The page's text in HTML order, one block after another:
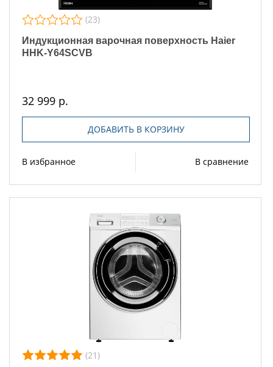
(23)
Индукционная варочная поверхность Haier
HHK-Y64SCVB
32 999 р.
ДОБАВИТЬ В КОРЗИНУ
В избранное В сравнение
(21)